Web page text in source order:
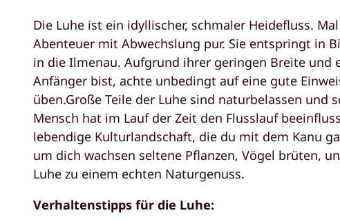
Die Luhe ist ein idyllischer, schmaler Heidefluss.
Abenteuer mit Abwechslung pur. Sie entspringt in
in die Ilmenau. Aufgrund ihrer geringen Breite und
Anfänger bist, achte unbedingt auf eine gute
üben.Große Teile der Luhe sind naturbelassen
Mensch hat im Lauf der Zeit den Flusslauf
lebendige Kulturlandschaft, die du mit dem Kanu
um dich wachsen seltene Pflanzen, Vögel brüten,
Luhe zu einem echten Naturgenuss.
Verhaltenstipps für die Luhe: